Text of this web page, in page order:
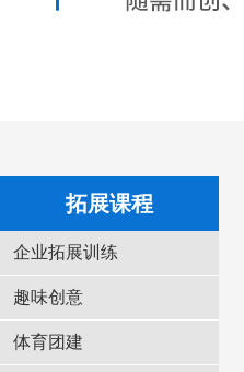
拓展课程
企业拓展训练
趣味创意
体育团建